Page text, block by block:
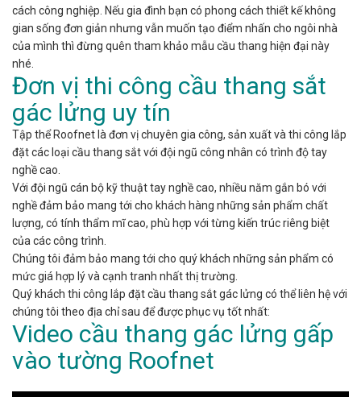
cách công nghiệp. Nếu gia đình bạn có phong cách thiết kế không
gian sống đơn giản nhưng vẫn muốn tạo điểm nhấn cho ngôi nhà
của mình thì đừng quên tham khảo mẫu cầu thang hiện đại này
nhé.
Đơn vị thi công cầu thang sắt
gác lửng uy tín
Tập thể Roofnet là đơn vị chuyên gia công, sản xuất và thi công lắp
đặt các loại cầu thang sắt với đội ngũ công nhân có trình độ tay
nghề cao.
Với đội ngũ cán bộ kỹ thuật tay nghề cao, nhiều năm gắn bó với
nghề đảm bảo mang tới cho khách hàng những sản phẩm chất
lượng, có tính thẩm mĩ cao, phù hợp với từng kiến trúc riêng biệt
của các công trình.
Chúng tôi đảm bảo mang tới cho quý khách những sản phẩm có
mức giá hợp lý và cạnh tranh nhất thị trường.
Quý khách thi công lắp đặt cầu thang sắt gác lửng có thể liên hệ với
chúng tôi theo địa chỉ sau để được phục vụ tốt nhất:
Video cầu thang gác lửng gấp
vào tường Roofnet